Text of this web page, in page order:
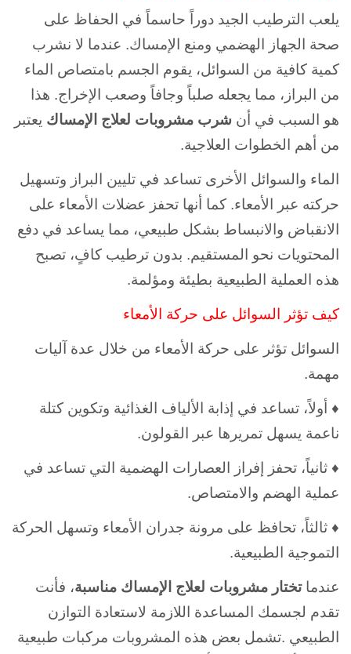
يلعب الترطيب الجيد دوراً حاسماً في الحفاظ على
صحة الجهاز الهضمي ومنع الإمساك. عندما لا نشرب
كمية كافية من السوائل، يقوم الجسم بامتصاص الماء
من البراز، مما يجعله صلباً وجافاً وصعب الإخراج. هذا
هو السبب في أن شرب مشروبات لعلاج الإمساك يعتبر
من أهم الخطوات العلاجية.
الماء والسوائل الأخرى تساعد في تليين البراز وتسهيل
حركته عبر الأمعاء. كما أنها تحفز عضلات الأمعاء على
الانقباض والانبساط بشكل طبيعي، مما يساعد في دفع
المحتويات نحو المستقيم. بدون ترطيب كافٍ، تصبح
هذه العملية الطبيعية بطيئة ومؤلمة.
كيف تؤثر السوائل على حركة الأمعاء
السوائل تؤثر على حركة الأمعاء من خلال عدة آليات
مهمة.
♦ أولاً، تساعد في إذابة الألياف الغذائية وتكوين كتلة
ناعمة يسهل تمريرها عبر القولون.
♦ ثانياً، تحفز إفراز العصارات الهضمية التي تساعد في
عملية الهضم والامتصاص.
♦ ثالثاً، تحافظ على مرونة جدران الأمعاء وتسهل الحركة
التموجية الطبيعية.
عندماتختار مشروبات لعلاج الإمساك مناسبة، فأنت
تقدم لجسمك المساعدة اللازمة لاستعادة التوازن
الطبيعي .تشمل بعض هذه المشروبات مركبات طبيعية